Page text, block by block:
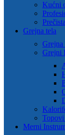
Kućni
Grejna tela
Grejna
Grejni
Topovi
Merni